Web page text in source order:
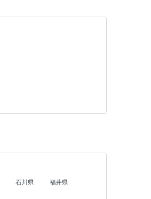
石川県 福井県